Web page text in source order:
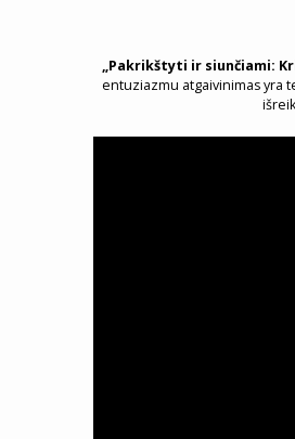
„Pakrikštyti ir siunčiami:
entuziazmu atgaivinimas yra